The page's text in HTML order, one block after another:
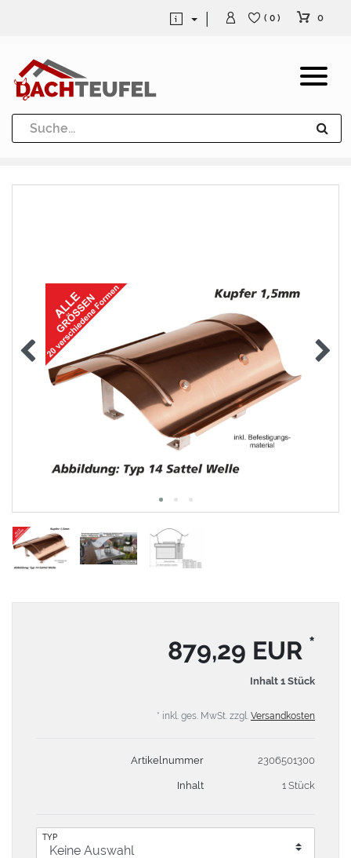
Dachrinne und Fallrohre
Werkzeuge und Löttechnik
( 0 ) 0
879,29 EUR *
Inhalt 1 Stück
* inkl. ges. MwSt. zzgl. Versandkosten
Artikelnummer 2306501300
Inhalt 1 Stück
TYP